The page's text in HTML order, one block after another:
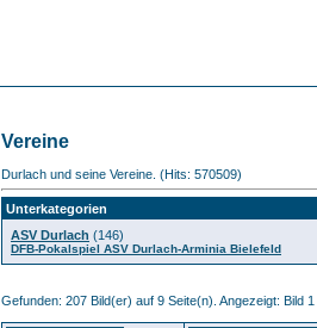
Vereine
Durlach und seine Vereine. (Hits: 570509)
Unterkategorien
ASV Durlach (146)
DFB-Pokalspiel ASV Durlach-Arminia Bielefeld
Gefunden: 207 Bild(er) auf 9 Seite(n). Angezeigt: Bild